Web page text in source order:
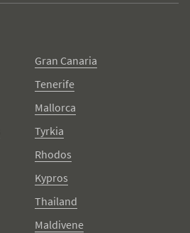
Gran Canaria
Tenerife
Mallorca
Tyrkia
Rhodos
Kypros
Thailand
Maldivene